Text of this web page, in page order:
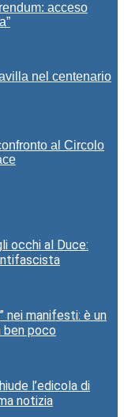
acceso
nel centenario
al Circolo
occhi al Duce:
nei manifesti: è un
poco
l’edicola di
notizia